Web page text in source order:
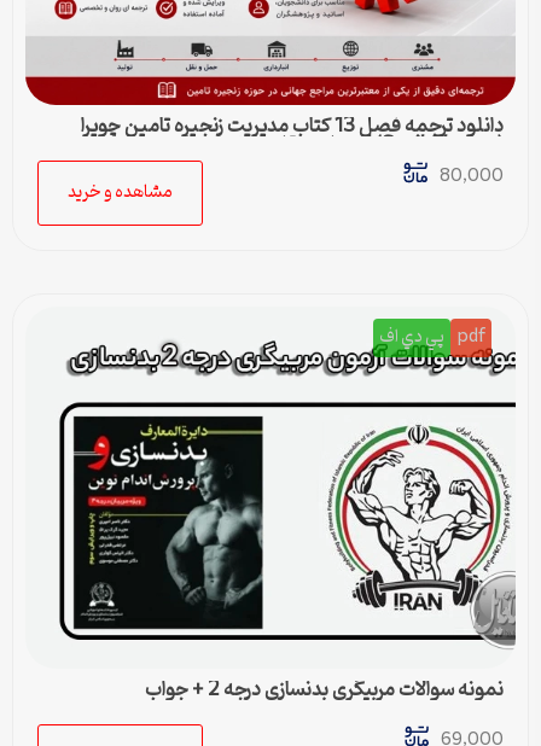
دانلود ترجمه فصل 13 کتاب مدیریت زنجیره تامین چوپرا
(Sunil Chopra) | حمل و نقل در زنجیره تامین
80,000
مشاهده و خرید
pdf پي دي اف
نمونه سوالات مربیگری بدنسازی درجه 2 + جواب
69,000